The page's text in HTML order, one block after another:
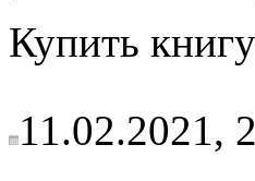
Купить
11.02.2021,